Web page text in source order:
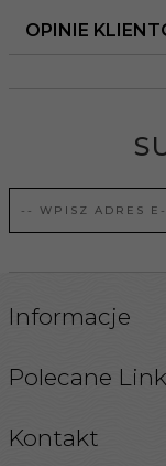
OPINIE
Informacje
Polecane
Kontakt